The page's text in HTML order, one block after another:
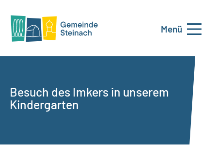
Menü
Besuch des Imkers in unserem
Kindergarten